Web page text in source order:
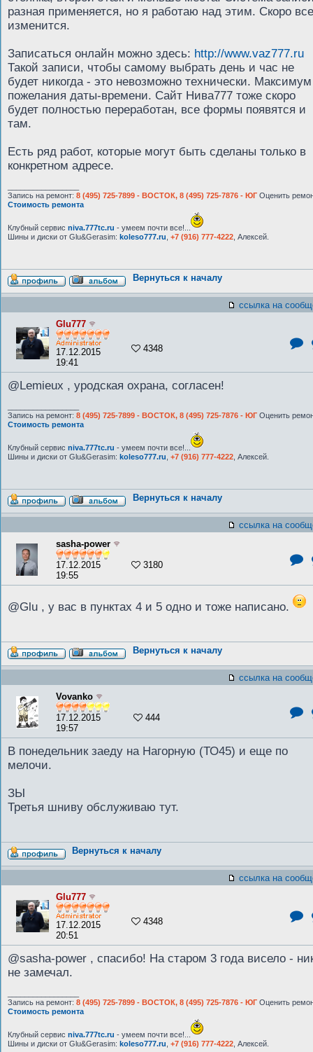
разная применяется, но я работаю над этим. Скоро все
изменится.
Записаться онлайн можно здесь: http://www.vaz777.ru
Такой записи, чтобы самому выбрать день и час не
будет никогда - это невозможно технически.
пожелания даты-времени. Сайт Нива777 тоже скоро
будет полностью переработан, все формы появятся и
там.
Есть ряд работ, которые могут быть сделаны только в
конкретном адресе.
Запись на ремонт: 8 (495) 725-7899 - ВОСТОК, 8 (495) 725-7876 - ЮГ Оценить
Стоимость ремонта
Клубный сервис niva.777tc.ru - умеем почти все!...
Шины и диски от Glu&Gerasim: koleso777.ru +7 (916) 777-4222 , Алексей.
Вернуться к началу
ссылка на
Glu777
17.12.2015
19:41
4348
@Lemieux , уродская охрана, согласен!
Запись на ремонт: 8 (495) 725-7899 - ВОСТОК, 8 (495) 725-7876 - ЮГ Оценить
Стоимость ремонта
Клубный сервис niva.777tc.ru - умеем почти все!...
Шины и диски от Glu&Gerasim: koleso777.ru +7 (916) 777-4222 , Алексей.
Вернуться к началу
ссылка на
sasha-power
17.12.2015
19:55
3180
@Glu , у вас в пунктах 4 и 5 одно и тоже написано.
Вернуться к началу
ссылка на
Vovanko
17.12.2015
19:57
444
В понедельник заеду на Нагорную (ТО45) и еще по
мелочи.
ЗЫ
Третья шниву обслуживаю тут.
Вернуться к началу
ссылка на
Glu777
17.12.2015
20:51
4348
@sasha-power , спасибо! На старом 3 года висело -
не замечал.
Запись на ремонт: 8 (495) 725-7899 - ВОСТОК, 8 (495) 725-7876 - ЮГ Оценить
Стоимость ремонта
Клубный сервис niva.777tc.ru - умеем почти все!...
Шины и диски от Glu&Gerasim: koleso777.ru +7 (916) 777-4222 , Алексей.